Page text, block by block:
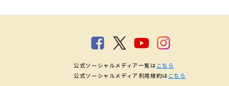
公式ソーシャルメディア一覧は こちら
公式ソーシャルメディア利用規約は こちら